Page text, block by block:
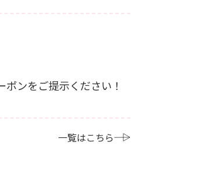
、またはアプリクーポンをご提示ください！
一覧はこちら